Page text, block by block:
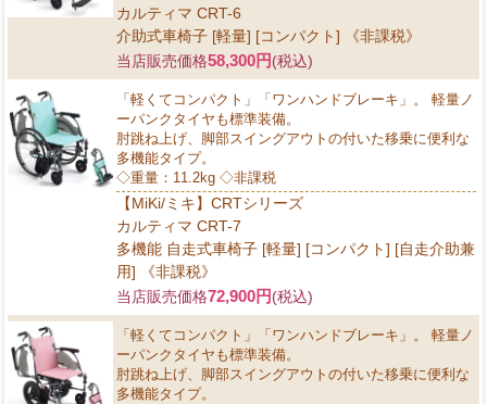
カルティマ CRT-6
介助式車椅子 [軽量] [コンパクト] 《非課税》
当店販売価格58,300円(税込)
「軽くてコンパクト」「ワンハンドブレーキ」。 軽量ノ
ーパンクタイヤも標準装備。
肘跳ね上げ、脚部スイングアウトの付いた移乗に便利な
多機能タイプ。
◇重量：11.2kg ◇非課税
【MiKi/ミキ】CRTシリーズ
カルティマ CRT-7
多機能 自走式車椅子 [軽量] [コンパクト] [自走介助兼
用] 《非課税》
当店販売価格72,900円(税込)
「軽くてコンパクト」「ワンハンドブレーキ」。 軽量ノ
ーパンクタイヤも標準装備。
肘跳ね上げ、脚部スイングアウトの付いた移乗に便利な
多機能タイプ。